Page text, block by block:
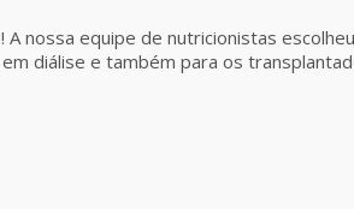
nossa equipe de nutricionistas
diálise e também para os